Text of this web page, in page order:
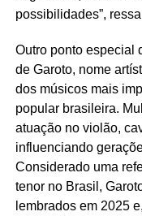
possibilidades”,
Outro ponto especial
de Garoto, nome
dos músicos mais
popular brasileira.
atuação no violão,
influenciando
Considerado uma
tenor no Brasil,
lembrados em 2025